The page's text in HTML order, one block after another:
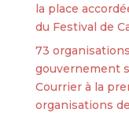
la place
du Festival de
73
gouvernement
Courrier à la
organisations